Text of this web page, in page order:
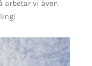
arbetar vi även